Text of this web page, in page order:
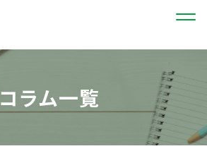
コラム一覧